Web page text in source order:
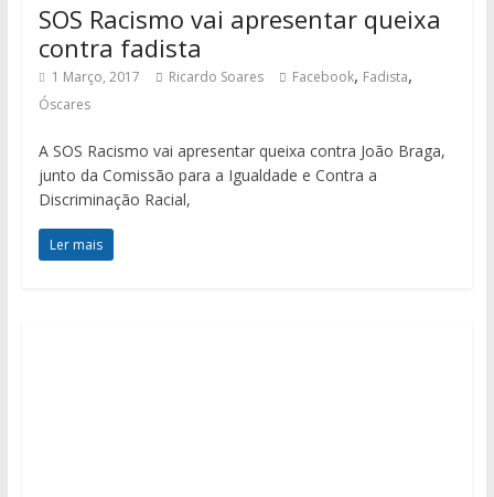
SOS Racismo vai apresentar queixa
contra fadista
1 Março, 2017 Ricardo Soares Facebook, Fadista,
Óscares
A SOS Racismo vai apresentar queixa contra João Braga,
junto da Comissão para a Igualdade e Contra a
Discriminação Racial,
Ler mais